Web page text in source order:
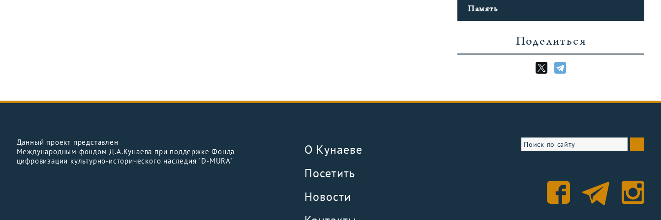
Память
Поделиться
Данный проект представлен
Международным фондом Д.А.Кунаева при поддержке Фонда
цифровизации культурно-исторического наследия "D-MURA"
О Кунаеве
Посетить
Новости